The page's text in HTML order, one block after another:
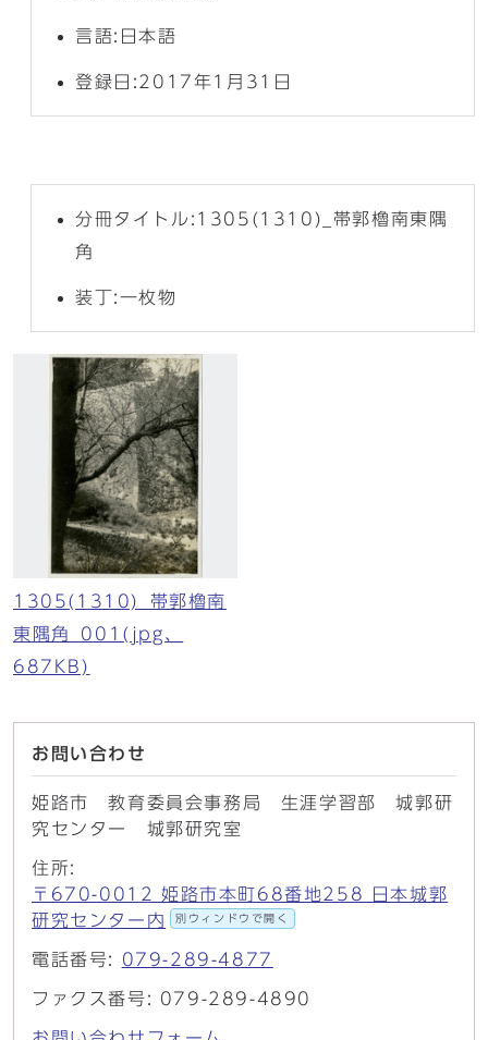
言語:日本語
登録日:2017年1月31日
分冊タイトル:1305(1310)_帯郭櫓南東隅
角
装丁:一枚物
1305(1310)_帯郭櫓南
東隅角_001(jpg、
687KB)
お問い合わせ
姫路市 教育委員会事務局 生涯学習部 城郭研
究センター 城郭研究室
住所:
〒670-0012 姫路市本町68番地258 日本城郭
研究センター内
別ウィンドウで開く
電話番号: 079-289-4877
ファクス番号: 079-289-4890